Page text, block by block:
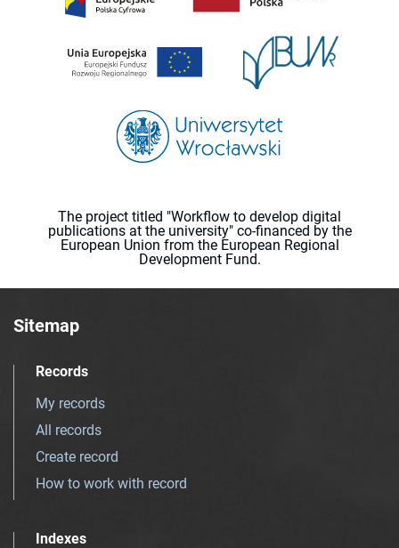
The project titled "Workflow to develop digital
publications at the university" co-financed by the
European Union from the European Regional
Development Fund.
Sitemap
Records
My records
All records
Create record
How to work with record
Indexes